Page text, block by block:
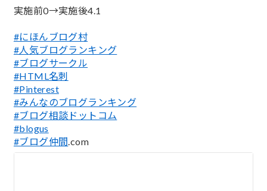
実施前0→実施後4.1
#にほんブログ村
#人気ブログランキング
#ブログサークル
#HTML名刺
#Pinterest
#みんなのブログランキング
#ブログ相談ドットコム
#blogus
#ブログ仲間.com